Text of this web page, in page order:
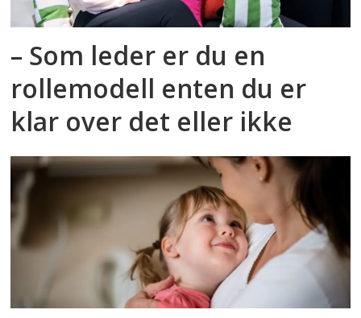
– Som leder er du en
rollemodell enten du er
klar over det eller ikke